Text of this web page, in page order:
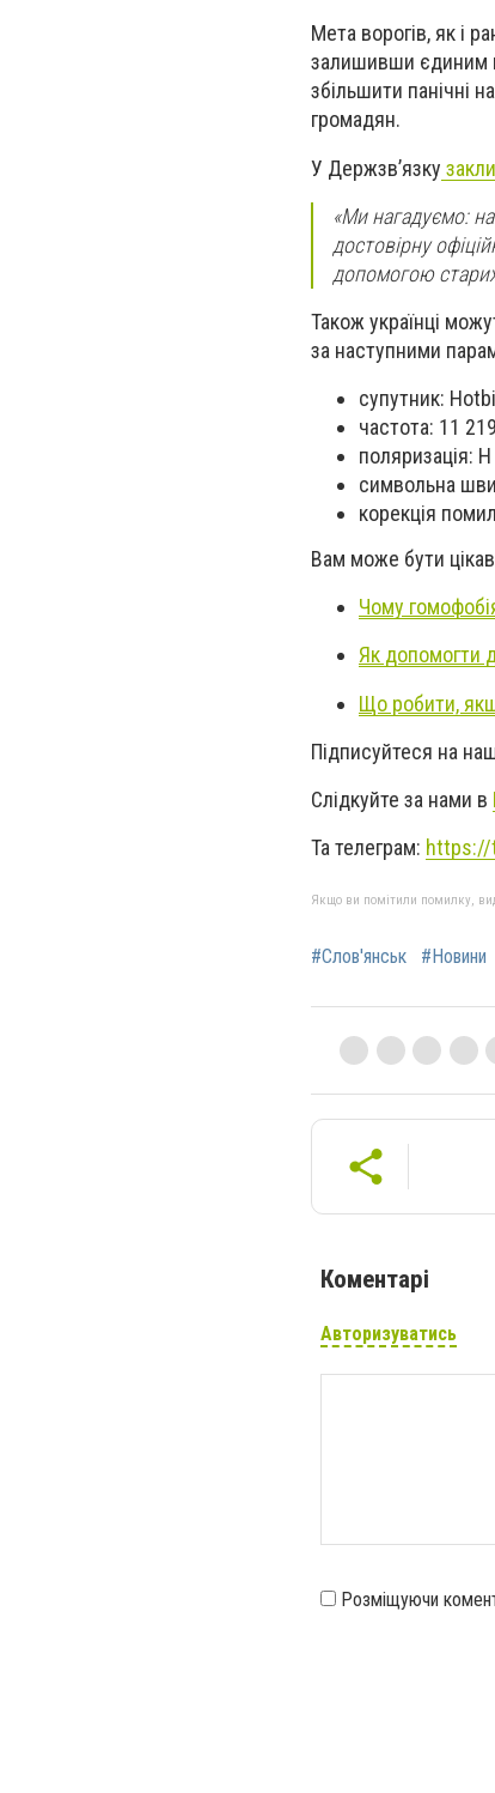
Мета ворогів, як і
залишивши єдиним
збільшити панічні
громадян.
У Держзв’язку
«Ми нагадуємо:
достовірну
допомогою
Також українці
за наступними
супутник:
частота: 11
поляризація:
символьна
корекція
Вам може бути
Чому
Як допомогти
Що робити,
Підписуйтеся на
Слідкуйте за нами в
Та телеграм: https://
Якщо ви помітили помилку,
#Слов'янськ #Новини
Коментарі
Авторизуватись
Розміщуючи